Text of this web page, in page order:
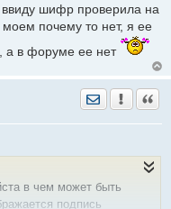
шифр проверила на
почему то нет, я ее
а в форуме ее нет
Отправить
в чем может быть
подпись